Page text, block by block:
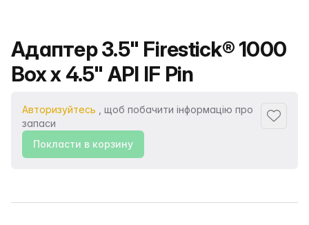
Назва продукту
Адаптер 3.5" Firestick® 1000
Box x 4.5" API IF Pin
Авторизуйтесь , щоб побачити інформацію про
запаси
Покласти в корзину